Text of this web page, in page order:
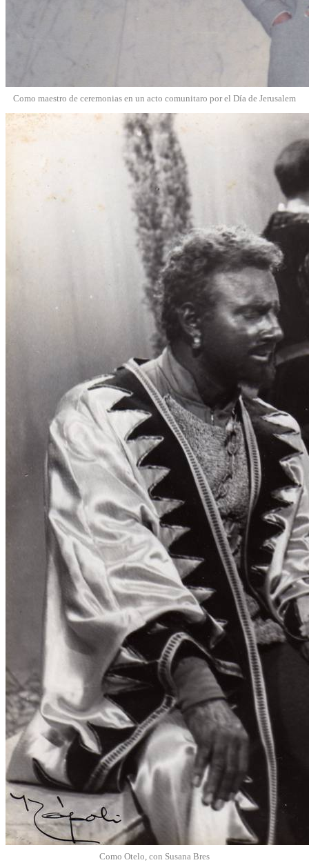
Como maestro de ceremonias en un acto comunitaro por el Día de Jerusalem
Como Otelo, con Susana Bres